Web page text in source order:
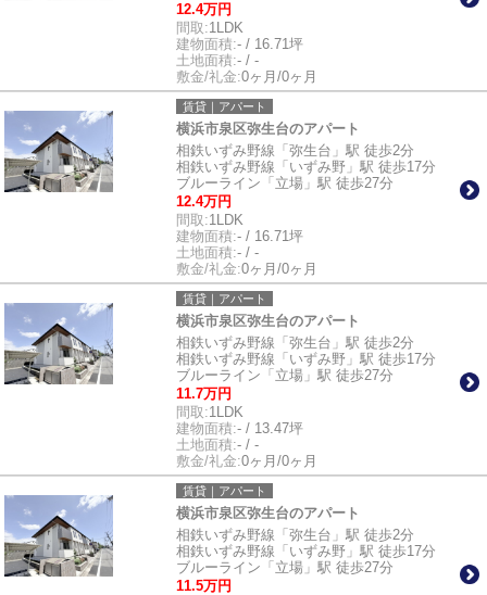
12.4万円
間取:1LDK
建物面積:- / 16.71坪
土地面積:- / -
敷金/礼金:0ヶ月/0ヶ月
賃貸｜アパート
横浜市泉区弥生台のアパート
相鉄いずみ野線「弥生台」駅 徒歩2分
相鉄いずみ野線「いずみ野」駅 徒歩17分
ブルーライン「立場」駅 徒歩27分
12.4万円
間取:1LDK
建物面積:- / 16.71坪
土地面積:- / -
敷金/礼金:0ヶ月/0ヶ月
賃貸｜アパート
横浜市泉区弥生台のアパート
相鉄いずみ野線「弥生台」駅 徒歩2分
相鉄いずみ野線「いずみ野」駅 徒歩17分
ブルーライン「立場」駅 徒歩27分
11.7万円
間取:1LDK
建物面積:- / 13.47坪
土地面積:- / -
敷金/礼金:0ヶ月/0ヶ月
賃貸｜アパート
横浜市泉区弥生台のアパート
相鉄いずみ野線「弥生台」駅 徒歩2分
相鉄いずみ野線「いずみ野」駅 徒歩17分
ブルーライン「立場」駅 徒歩27分
11.5万円